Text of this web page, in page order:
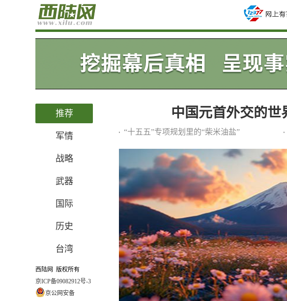
推荐
军情
战略
武器
国际
历史
台湾
西陆网 版权所有
京ICP备09082912号-3
京公网安备
中国元首外交的世
“十五五”专项规划里的“柴米油盐”